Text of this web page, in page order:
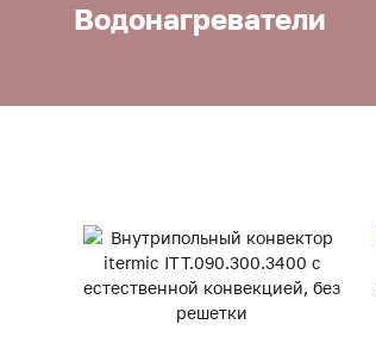
Водонагреватели